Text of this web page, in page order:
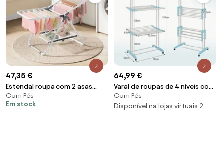
47,35 €
Estendal roupa com 2 asas
metálicas 44 x 101 x 54 cm
branco
Com Pés
Em stock
64,99 €
Varal de roupas de 4 níveis com
asas laterais giratórias e
prateleiras dobráveis ​​- Cinza
Com Pés
Disponível na lojas virtuais 2